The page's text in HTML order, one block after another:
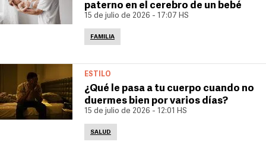
paterno en el cerebro de un bebé
15 de julio de 2026 - 17:07 HS
FAMILIA
ESTILO
¿Qué le pasa a tu cuerpo cuando no
duermes bien por varios días?
15 de julio de 2026 - 12:01 HS
SALUD